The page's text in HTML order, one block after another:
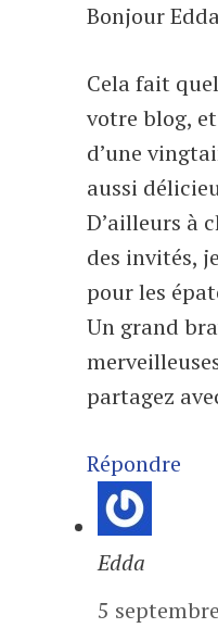
Bonjour
Cela fait
votre blog,
d’une
aussi
D’ailleurs à
des invités,
pour les
Un grand
partagez
Répondre
Edda
5